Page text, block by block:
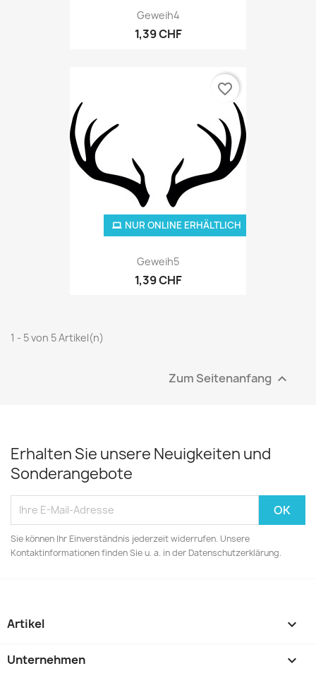
Geweih4
1,39 CHF
Geweih5
1,39 CHF
NUR ONLINE ERHÄLTLICH
favorite_border
1 - 5 von 5 Artikel(n)
Zum Seitenanfang 
Erhalten Sie unsere Neuigkeiten und
Sonderangebote
Sie können Ihr Einverständnis jederzeit widerrufen. Unsere
Kontaktinformationen finden Sie u. a. in der Datenschutzerklärung.
Artikel 
Unternehmen 